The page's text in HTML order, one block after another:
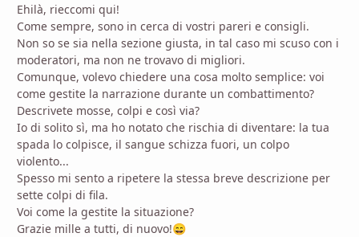
Ehilà, rieccomi qui!
Come sempre, sono in cerca di vostri pareri e consigli.
Non so se sia nella sezione giusta, in tal caso mi scuso con i
moderatori, ma non ne trovavo di migliori.
Comunque, volevo chiedere una cosa molto semplice: voi
come gestite la narrazione durante un combattimento?
Descrivete mosse, colpi e così via?
Io di solito sì, ma ho notato che rischia di diventare: la tua
spada lo colpisce, il sangue schizza fuori, un colpo
violento...
Spesso mi sento a ripetere la stessa breve descrizione per
sette colpi di fila.
Voi come la gestite la situazione?
Grazie mille a tutti, di nuovo!😄